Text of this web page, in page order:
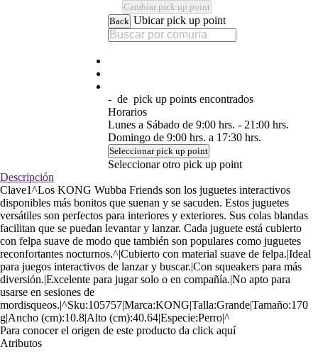
Cambiar pick up point
Back Ubicar pick up point
- de pick up points encontrados
Horarios
Lunes a Sábado de 9:00 hrs. - 21:00 hrs.
Domingo de 9:00 hrs. a 17:30 hrs.
Seleccionar pick up point
Seleccionar otro pick up point
Descripción
Clave1^Los KONG Wubba Friends son los juguetes interactivos
disponibles más bonitos que suenan y se sacuden. Estos juguetes
versátiles son perfectos para interiores y exteriores. Sus colas blandas
facilitan que se puedan levantar y lanzar. Cada juguete está cubierto
con felpa suave de modo que también son populares como juguetes
reconfortantes nocturnos.^|Cubierto con material suave de felpa.|Ideal
para juegos interactivos de lanzar y buscar.|Con squeakers para más
diversión.|Excelente para jugar solo o en compañía.|No apto para
usarse en sesiones de
mordisqueos.|^Sku:105757|Marca:KONG|Talla:Grande|Tamaño:170
g|Ancho (cm):10.8|Alto (cm):40.64|Especie:Perro|^
Para conocer el origen de este producto da click aquí
Atributos